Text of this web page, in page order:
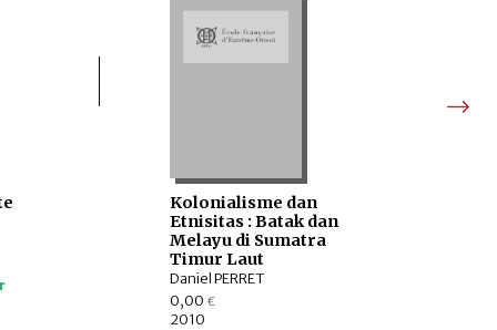
Kolonialisme dan
Etnisitas : Batak dan
Melayu di Sumatra
Timur Laut
Daniel PERRET
0,00 €
2010